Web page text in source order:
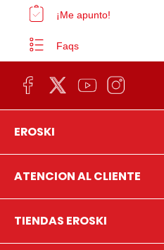
¡Me apunto!
Faqs
EROSKI
ATENCION AL CLIENTE
TIENDAS EROSKI